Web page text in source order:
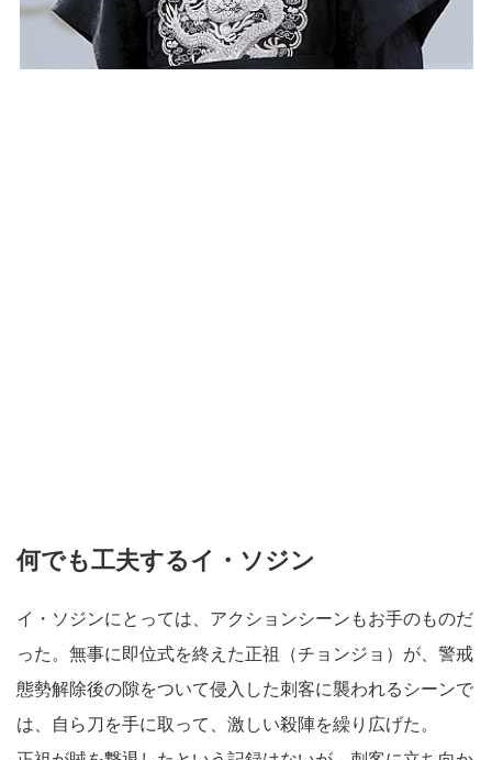
何でも工夫するイ・ソジン
イ・ソジンにとっては、アクションシーンもお手のものだ
った。無事に即位式を終えた正祖（チョンジョ）が、警戒
態勢解除後の隙をついて侵入した刺客に襲われるシーンで
は、自ら刀を手に取って、激しい殺陣を繰り広げた。